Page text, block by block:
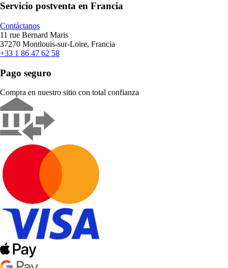
Servicio postventa en Francia
Contáctanos
11 rue Bernard Maris
37270 Montlouis-sur-Loire, Francia
+33 1 86 47 62 58
Pago seguro
Compra en nuestro sitio con total confianza